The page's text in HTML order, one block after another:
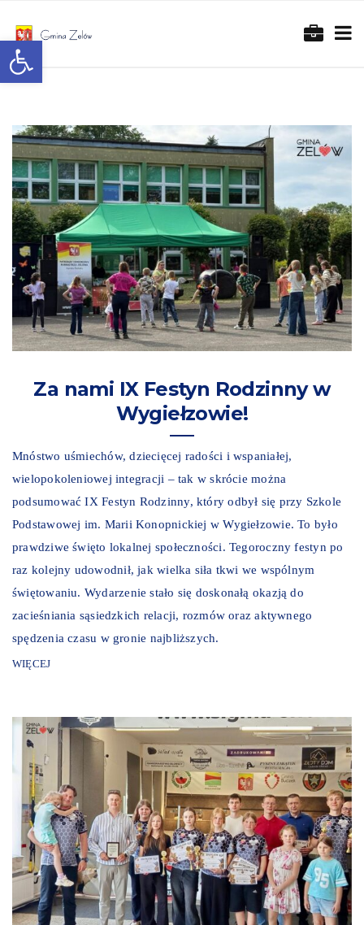
Otwórz pasek narzędzi
Za nami IX Festyn Rodzinny w
Wygiełzowie!
Mnóstwo uśmiechów, dziecięcej radości i wspaniałej,
wielopokoleniowej integracji – tak w skrócie można
podsumować IX Festyn Rodzinny, który odbył się przy Szkole
Podstawowej im. Marii Konopnickiej w Wygiełzowie. To było
prawdziwe święto lokalnej społeczności. Tegoroczny festyn po
raz kolejny udowodnił, jak wielka siła tkwi we wspólnym
świętowaniu. Wydarzenie stało się doskonałą okazją do
zacieśniania sąsiedzkich relacji, rozmów oraz aktywnego
spędzenia czasu w gronie najbliższych.
WIĘCEJ